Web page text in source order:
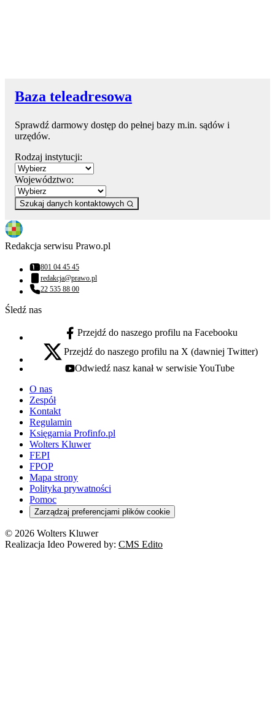
Baza teleadresowa
Sprawdź darmowy dostęp do pełnej bazy m.in. sądów i
urzędów.
Rodzaj instytucji:
Województwo:
Szukaj danych kontaktowych
Redakcja serwisu Prawo.pl
Numer telefonu:
801 04 45 45
Adres email:
redakcja@prawo.pl
Numer telefonu:
22 535 88 00
Śledź nas
facebook - otwiera się w nowej karcie
Przejdź do naszego profilu na Facebooku
x - otwiera się w nowej karcie
Przejdź do naszego profilu na X (dawniej Twitter)
youtube - otwiera się w nowej karcie
Odwiedź nasz kanał w serwisie YouTube
O nas
Zespół
Kontakt
Regulamin
Księgarnia Profinfo.pl
Wolters Kluwer
FEPI
FPOP
Mapa strony
Polityka prywatności
Pomoc
Zarządzaj preferencjami plików cookie
© 2026 Wolters Kluwer
Realizacja Ideo Powered by: CMS Edito